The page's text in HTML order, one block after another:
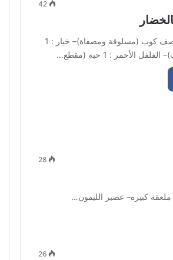
42
المقادير – كينوا : نصف كوب (مسلوقة ومصفاة)– خيار : 1
الأحمر : 1 حبة (مقطع…
28
26